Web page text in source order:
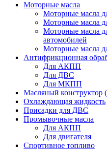
Моторные масла
Моторные масла
Моторные масла
Моторные масла
автомобилей
Моторные масла
Антифрикционная
Для АКПП
Для ДВС
Для МКПП
Масляный конструктор
Охлаждающая жидкость
Присадки для ДВС
Промывочные масла
Для АКПП
Для двигателя
Спортивное топливо